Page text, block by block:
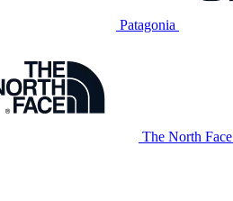
Patagonia
The North Face